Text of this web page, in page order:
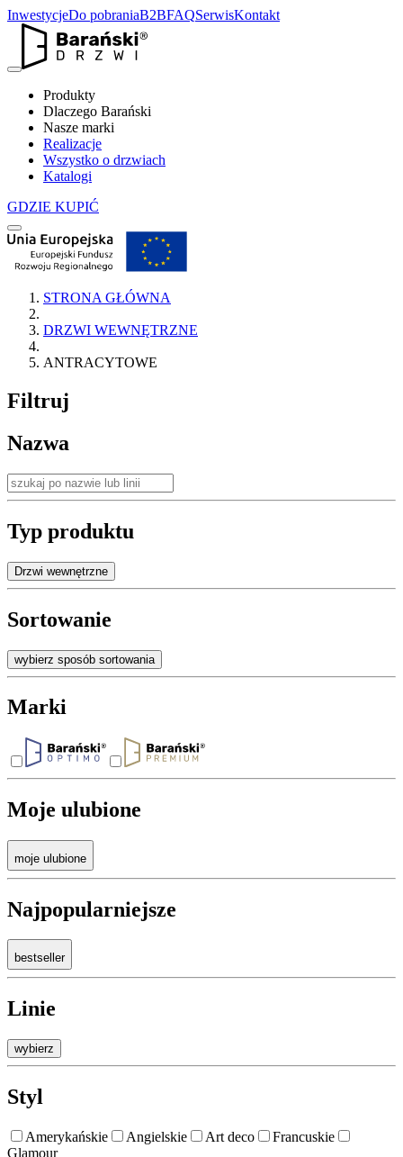
InwestycjeDo pobraniaB2BFAQSerwisKontakt
Produkty
Dlaczego Barański
Nasze marki
Realizacje
Wszystko o drzwiach
Katalogi
GDZIE KUPIĆ
STRONA GŁÓWNA
DRZWI WEWNĘTRZNE
ANTRACYTOWE
Filtruj
Nazwa
Typ produktu
Drzwi wewnętrzne
Sortowanie
wybierz sposób sortowania
Marki
Moje ulubione
moje ulubione
Najpopularniejsze
bestseller
Linie
wybierz
Styl
Amerykańskie Angielskie Art deco
Francuskie
Glamour